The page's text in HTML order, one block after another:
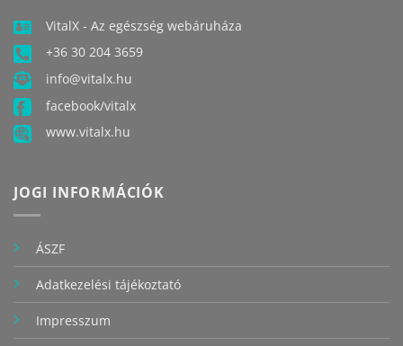
VitalX - Az egészség webáruháza
+36 30 204 3659
info@vitalx.hu
facebook/vitalx
www.vitalx.hu
JOGI INFORMÁCIÓK
ÁSZF
Adatkezelési tájékoztató
Impresszum